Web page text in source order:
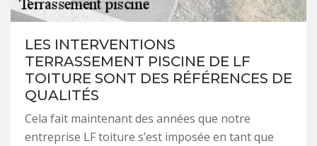
LES INTERVENTIONS
TERRASSEMENT PISCINE DE LF
TOITURE SONT DES RÉFÉRENCES DE
QUALITÉS
Cela fait maintenant des années que notre
entreprise LF toiture s’est imposée en tant que